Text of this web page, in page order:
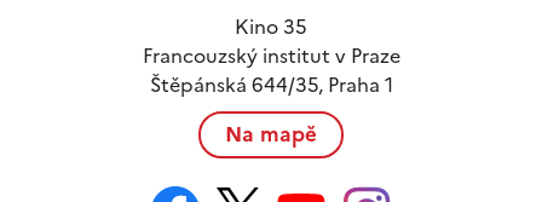
Kino 35
Francouzský institut v Praze
Štěpánská 644/35, Praha 1
Na mapě